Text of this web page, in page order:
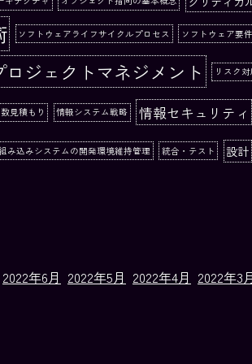
ソフトウェアライフサイクルプロセス ソフトウェア要
ロジェクトマネジメント リスク
見積もり 情報システム戦略 情報セキュリティ
み込みシステムの開発環境維持管理 統合・テスト 設計
2022年6月 2022年5月 2022年4月 2022年3月